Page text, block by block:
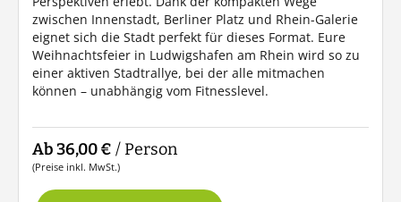
zwischen Innenstadt, Berliner Platz und Rhein-Galerie
eignet sich die Stadt perfekt für dieses Format. Eure
Weihnachtsfeier in Ludwigshafen am Rhein wird so zu
einer aktiven Stadtrallye, bei der alle mitmachen
können – unabhängig vom Fitnesslevel.
Ab 36,00 € / Person
(Preise inkl. MwSt.)